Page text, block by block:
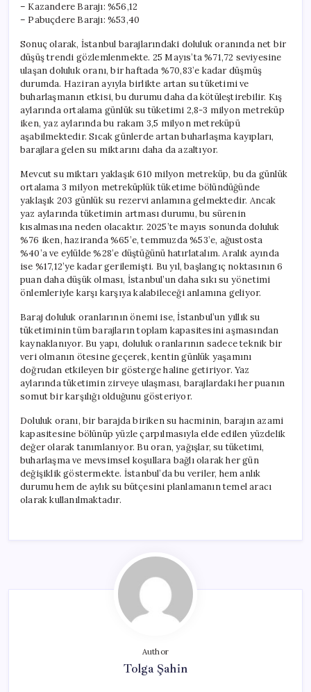
– Kazandere Barajı: %56,12
– Pabuçdere Barajı: %53,40
Sonuç olarak, İstanbul barajlarındaki doluluk oranında net bir
düşüş trendi gözlemlenmekte. 25 Mayıs’ta %71,72 seviyesine
ulaşan doluluk oranı, bir haftada %70,83’e kadar düşmüş
durumda. Haziran ayıyla birlikte artan su tüketimi ve
buharlaşmanın etkisi, bu durumu daha da kötüleştirebilir. Kış
aylarında ortalama günlük su tüketimi 2,8-3 milyon metreküp
iken, yaz aylarında bu rakam 3,5 milyon metreküpü
aşabilmektedir. Sıcak günlerde artan buharlaşma kayıpları,
barajlara gelen su miktarını daha da azaltıyor.
Mevcut su miktarı yaklaşık 610 milyon metreküp, bu da günlük
ortalama 3 milyon metreküplük tüketime bölündüğünde
yaklaşık 203 günlük su rezervi anlamına gelmektedir. Ancak
yaz aylarında tüketimin artması durumu, bu sürenin
kısalmasına neden olacaktır. 2025’te mayıs sonunda doluluk
%76 iken, haziranda %65’e, temmuzda %53’e, ağustosta
%40’a ve eylülde %28’e düştüğünü hatırlatalım. Aralık ayında
ise %17,12’ye kadar gerilemişti. Bu yıl, başlangıç noktasının 6
puan daha düşük olması, İstanbul’un daha sıkı su yönetimi
önlemleriyle karşı karşıya kalabileceği anlamına geliyor.
Baraj doluluk oranlarının önemi ise, İstanbul’un yıllık su
tüketiminin tüm barajların toplam kapasitesini aşmasından
kaynaklanıyor. Bu yapı, doluluk oranlarının sadece teknik bir
veri olmanın ötesine geçerek, kentin günlük yaşamını
doğrudan etkileyen bir gösterge haline getiriyor. Yaz
aylarında tüketimin zirveye ulaşması, barajlardaki her puanın
somut bir karşılığı olduğunu gösteriyor.
Doluluk oranı, bir barajda biriken su hacminin, barajın azami
kapasitesine bölünüp yüzle çarpılmasıyla elde edilen yüzdelik
değer olarak tanımlanıyor. Bu oran, yağışlar, su tüketimi,
buharlaşma ve mevsimsel koşullara bağlı olarak her gün
değişiklik göstermekte. İstanbul’da bu veriler, hem anlık
durumu hem de aylık su bütçesini planlamanın temel aracı
olarak kullanılmaktadır.
Author
Tolga Şahin